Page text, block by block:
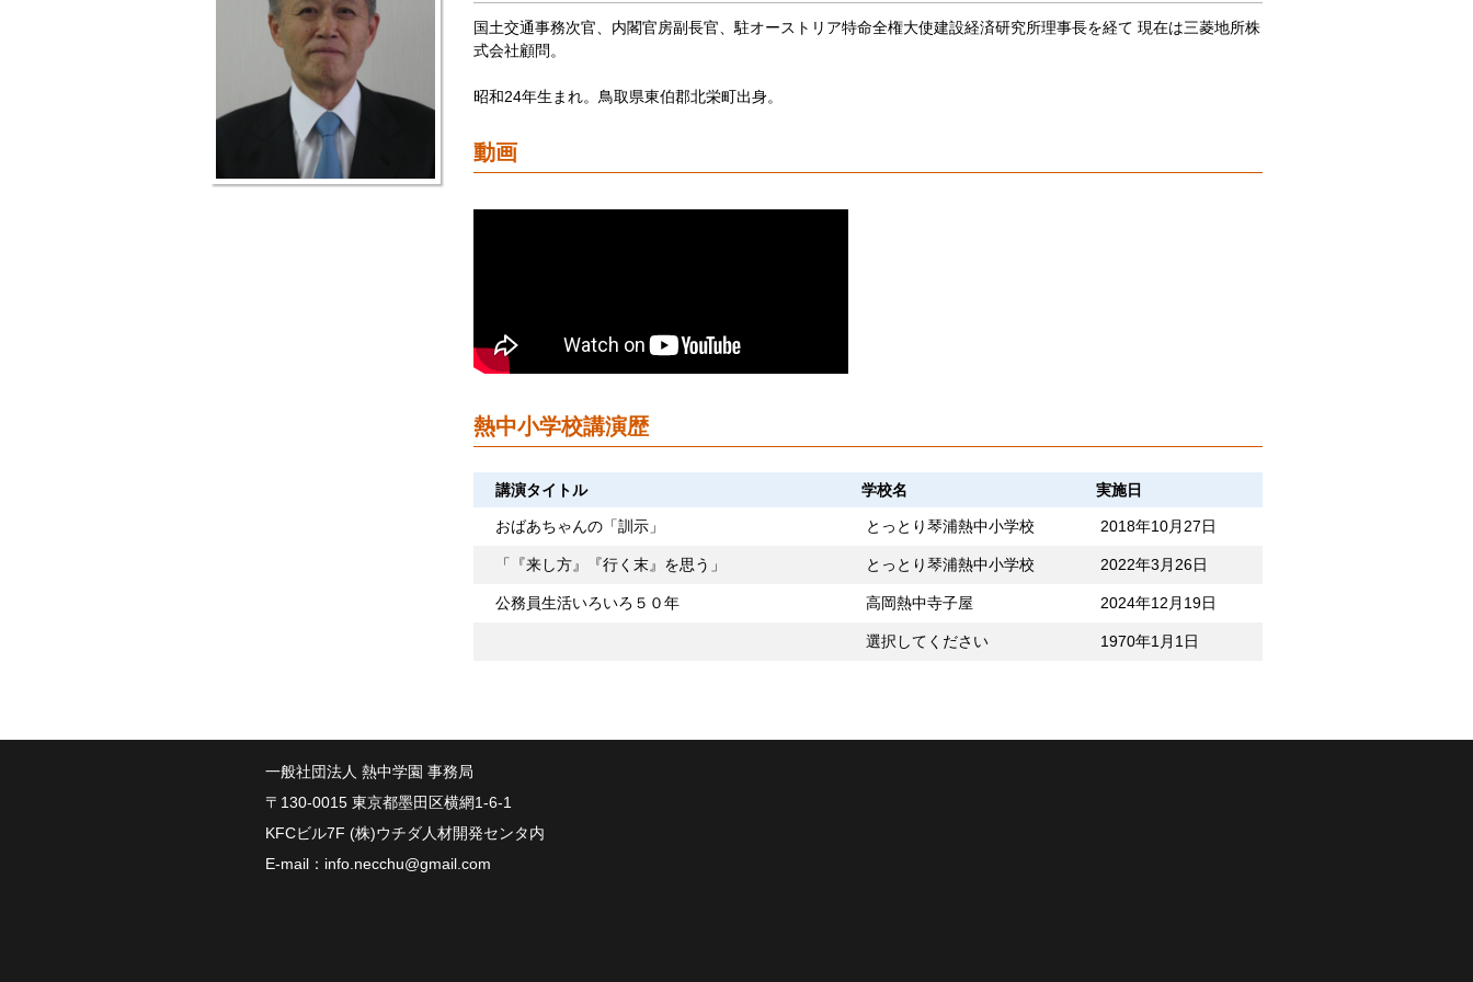
国土交通事務次官、内閣官房副長官、駐オーストリア特命全権大使建設経済研究所理事長を経て 現在は三菱地所株
式会社顧問。
昭和24年生まれ。鳥取県東伯郡北栄町出身。
動画
熱中小学校講演歴
講演タイトル 学校名 実施日
おばあちゃんの「訓示」 とっとり琴浦熱中小学校 2018年10月27日
「『来し方』『行く末』を思う」 とっとり琴浦熱中小学校 2022年3月26日
公務員生活いろいろ５０年 高岡熱中寺子屋 2024年12月19日
選択してください 1970年1月1日
一般社団法人 熱中学園 事務局
〒130-0015 東京都墨田区横網1-6-1
KFCビル7F (株)ウチダ人材開発センタ内
E-mail： info.necchu@gmail.com